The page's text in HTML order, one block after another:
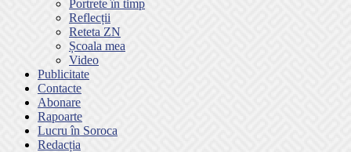
Portrete în timp
Reflecții
Reteta ZN
Școala mea
Video
Publicitate
Contacte
Abonare
Rapoarte
Lucru în Soroca
Redacția